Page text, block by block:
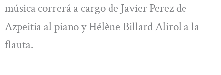
música correrá a cargo de Javier Perez de
Azpeitia al piano y Hélène Billard Alirol a la
flauta.